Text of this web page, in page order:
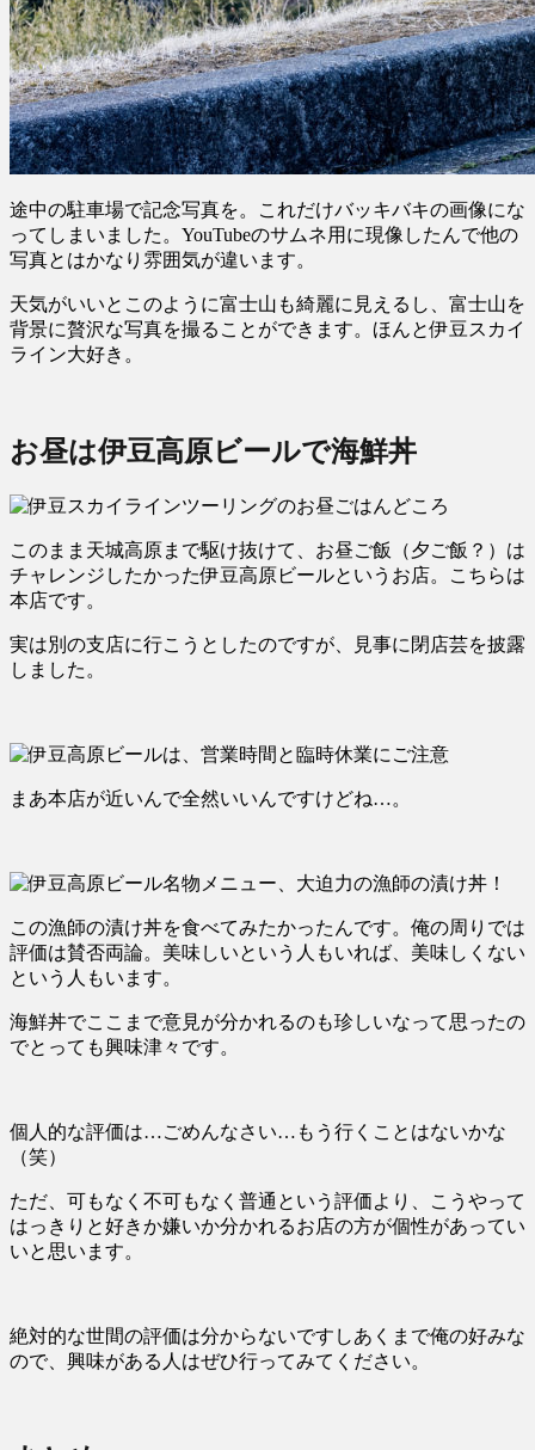
途中の駐車場で記念写真を。これだけバッキバキの画像にな
ってしまいました。YouTubeのサムネ用に現像したんで他の
写真とはかなり雰囲気が違います。
天気がいいとこのように富士山も綺麗に見えるし、富士山を
背景に贅沢な写真を撮ることができます。ほんと伊豆スカイ
ライン大好き。
お昼は伊豆高原ビールで海鮮丼
このまま天城高原まで駆け抜けて、お昼ご飯（夕ご飯？）は
チャレンジしたかった伊豆高原ビールというお店。こちらは
本店です。
実は別の支店に行こうとしたのですが、見事に閉店芸を披露
しました。
まあ本店が近いんで全然いいんですけどね…。
この漁師の漬け丼を食べてみたかったんです。俺の周りでは
評価は賛否両論。美味しいという人もいれば、美味しくない
という人もいます。
海鮮丼でここまで意見が分かれるのも珍しいなって思ったの
でとっても興味津々です。
個人的な評価は…ごめんなさい…もう行くことはないかな
（笑）
ただ、可もなく不可もなく普通という評価より、こうやって
はっきりと好きか嫌いか分かれるお店の方が個性があってい
いと思います。
絶対的な世間の評価は分からないですしあくまで俺の好みな
ので、興味がある人はぜひ行ってみてください。